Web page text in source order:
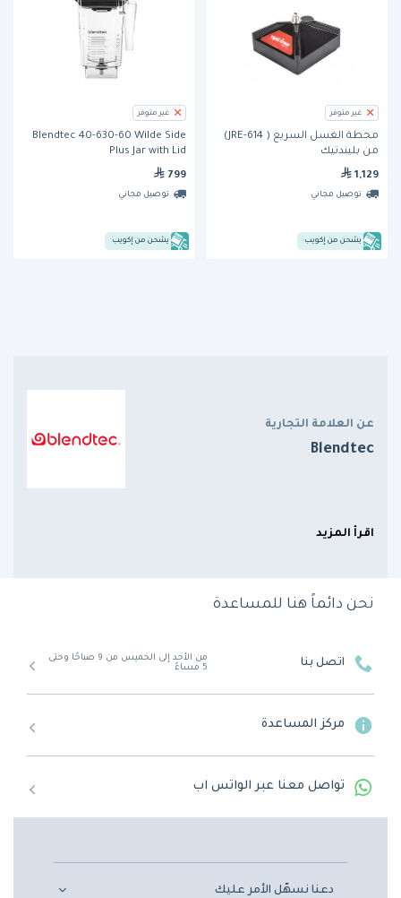
غير متوفر
محطة الغسل السريع ( JRE-614)
من بليندتيك
1,129
توصيل مجاني
يشحن من إكويب
غير متوفر
Blendtec 40-630-60 Wilde Side
Plus Jar with Lid
799
توصيل مجاني
يشحن من إكويب
عن العلامة التجارية
Blendtec
اقرأ المزيد
نحن دائماً هنا للمساعدة
اتصل بنا
من الأحد إلى الخميس من 9 صباحًا وحتى
5 مساءً
مركز المساعدة
تواصل معنا عبر الواتس اب
دعنا نسهّل الأمر عليك